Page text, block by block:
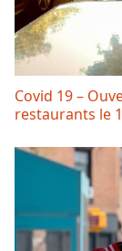
Covid 19 –
restaurants le